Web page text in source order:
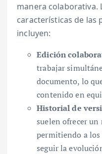
manera colaborativa.
características de las
incluyen:
Edición
trabajar
documento, lo
contenido en
Historial de
suelen ofrecer un
permitiendo a
seguir la